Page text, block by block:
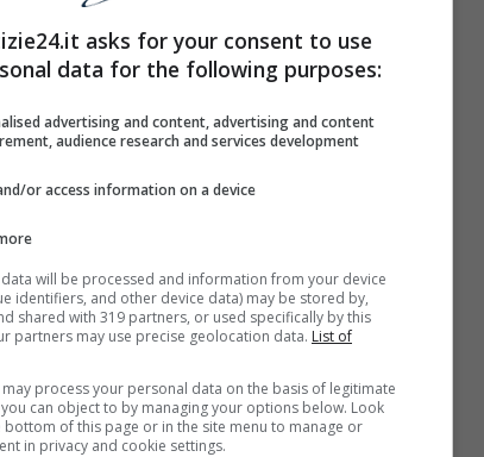
cult Rai degli anni ’60 e ’70. Nel
seguito di un incidente stradale
dolore che la segnerà per sempre.
in moto. A causa di una
Dalila Di Lazzaro rimarrà a lungo
asks for your consent to use
data for the following purposes:
advertising and content, advertising and content
audience research and services development
or access information on a device
will be processed and information from your device
identifiers, and other device data) may be stored by,
shared with 319 partners, or used specifically by this
partners may use precise geolocation data. List of
process your personal data on the basis of legitimate
can object to by managing your options below. Look
bottom of this page or in the site menu to manage or
in privacy and cookie settings.